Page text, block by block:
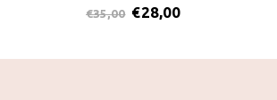
€35,00 €28,00